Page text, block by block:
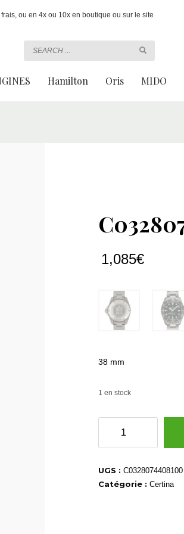
ou en 4x ou 10x en boutique ou sur le site
Hamilton Oris MIDO
1,085€
38 mm
1 en stock
C0328074408100
UGS : C0328074408100
Catégorie : Certina